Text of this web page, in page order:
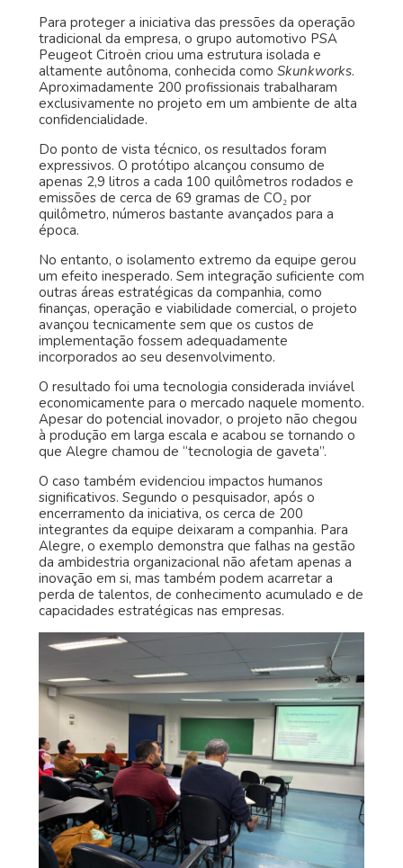
Para proteger a iniciativa das pressões da operação
tradicional da empresa, o grupo automotivo PSA
Peugeot Citroën criou uma estrutura isolada e
altamente autônoma, conhecida como Skunkworks.
Aproximadamente 200 profissionais trabalharam
exclusivamente no projeto em um ambiente de alta
confidencialidade.
Do ponto de vista técnico, os resultados foram
expressivos. O protótipo alcançou consumo de
apenas 2,9 litros a cada 100 quilômetros rodados e
emissões de cerca de 69 gramas de CO₂ por
quilômetro, números bastante avançados para a
época.
No entanto, o isolamento extremo da equipe gerou
um efeito inesperado. Sem integração suficiente com
outras áreas estratégicas da companhia, como
finanças, operação e viabilidade comercial, o projeto
avançou tecnicamente sem que os custos de
implementação fossem adequadamente
incorporados ao seu desenvolvimento.
O resultado foi uma tecnologia considerada inviável
economicamente para o mercado naquele momento.
Apesar do potencial inovador, o projeto não chegou
à produção em larga escala e acabou se tornando o
que Alegre chamou de “tecnologia de gaveta”.
O caso também evidenciou impactos humanos
significativos. Segundo o pesquisador, após o
encerramento da iniciativa, os cerca de 200
integrantes da equipe deixaram a companhia. Para
Alegre, o exemplo demonstra que falhas na gestão
da ambidestria organizacional não afetam apenas a
inovação em si, mas também podem acarretar a
perda de talentos, de conhecimento acumulado e de
capacidades estratégicas nas empresas.